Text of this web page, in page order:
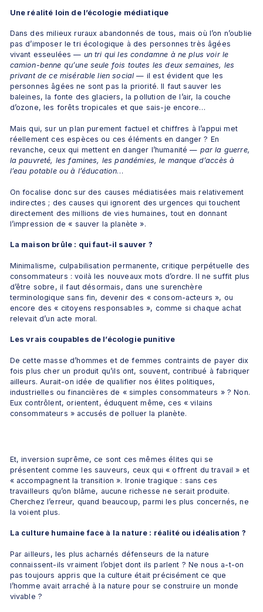
Une réalité loin de l’écologie médiatique
Dans des milieux ruraux abandonnés de tous, mais où l’on n’oublie
pas d’imposer le tri écologique à des personnes très âgées
vivant esseulées — un tri qui les condamne à ne plus voir le
camion-benne qu’une seule fois toutes les deux semaines, les
privant de ce misérable lien social — il est évident que les
personnes âgées ne sont pas la priorité. Il faut sauver les
baleines, la fonte des glaciers, la pollution de l’air, la couche
d’ozone, les forêts tropicales et que sais-je encore…
Mais qui, sur un plan purement factuel et chiffres à l’appui met
réellement ces espèces ou ces éléments en danger ? En
revanche, ceux qui mettent en danger l’humanité — par la guerre,
la pauvreté, les famines, les pandémies, le manque d’accès à
l’eau potable ou à l’éducation…
On focalise donc sur des causes médiatisées mais relativement
indirectes ; des causes qui ignorent des urgences qui touchent
directement des millions de vies humaines, tout en donnant
l’impression de « sauver la planète ».
La maison brûle : qui faut-il sauver ?
Minimalisme, culpabilisation permanente, critique perpétuelle des
consommateurs : voilà les nouveaux mots d’ordre. Il ne suffit plus
d’être sobre, il faut désormais, dans une surenchère
terminologique sans fin, devenir des « consom-acteurs », ou
encore des « citoyens responsables », comme si chaque achat
relevait d’un acte moral.
Les vrais coupables de l’écologie punitive
De cette masse d’hommes et de femmes contraints de payer dix
fois plus cher un produit qu’ils ont, souvent, contribué à fabriquer
ailleurs. Aurait-on idée de qualifier nos élites politiques,
industrielles ou financières de « simples consommateurs » ? Non.
Eux contrôlent, orientent, éduquent même, ces « vilains
consommateurs » accusés de polluer la planète.
Et, inversion suprême, ce sont ces mêmes élites qui se
présentent comme les sauveurs, ceux qui « offrent du travail » et
« accompagnent la transition ». Ironie tragique : sans ces
travailleurs qu’on blâme, aucune richesse ne serait produite.
Cherchez l’erreur, quand beaucoup, parmi les plus concernés, ne
la voient plus.
La culture humaine face à la nature : réalité ou idéalisation ?
Par ailleurs, les plus acharnés défenseurs de la nature
connaissent-ils vraiment l’objet dont ils parlent ? Ne nous a-t-on
pas toujours appris que la culture était précisément ce que
l’homme avait arraché à la nature pour se construire un monde
vivable ?